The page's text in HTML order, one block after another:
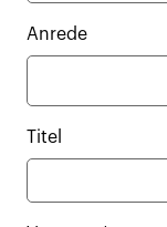
Anrede
Titel